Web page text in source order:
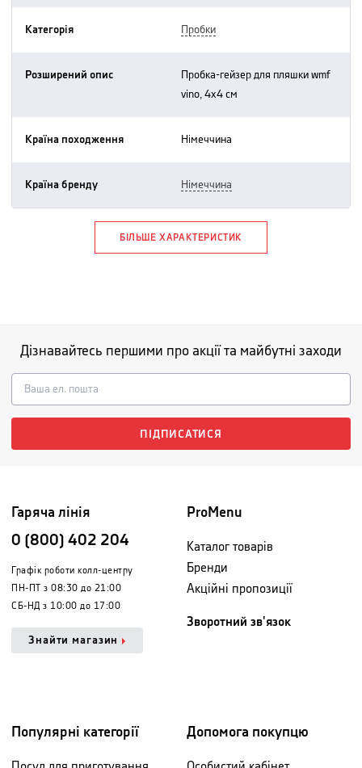
Категорія пробки
Розширений опис
vino, 4х4 см
Країна походження німеччина
Країна бренду німеччина
БІЛЬШЕ ХАРАКТЕРИСТИК
Дізнавайтесь першими про акції та майбутні заходи
ПІДПИСАТИСЯ
Гаряча лінія
0 (800) 402 204
Графік роботи колл-центру
ПН-ПТ з 08:30 до 21:00
СБ-НД з 10:00 до 17:00
Знайти магазин
ProMenu
Каталог товарів
Бренди
Акційні пропозиції
Зворотний зв'язок
Популярні категорії Допомога покупцю